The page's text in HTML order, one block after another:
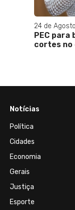
24 de
PEC para
cortes no
Notícias
Política
Cidades
Economia
Gerais
Justiça
Esporte